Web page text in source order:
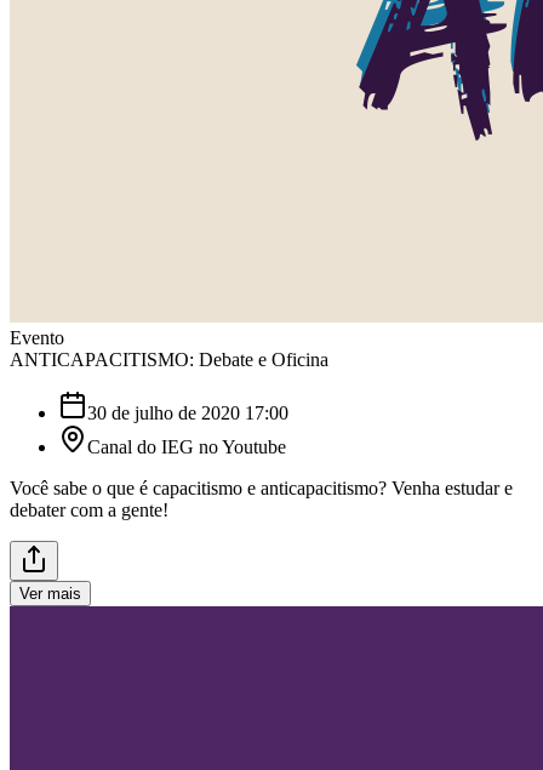
Evento
ANTICAPACITISMO: Debate e Oficina
30 de julho de 2020 17:00
Canal do IEG no Youtube
Você sabe o que é capacitismo e anticapacitismo? Venha estudar e
debater com a gente!
Ver mais